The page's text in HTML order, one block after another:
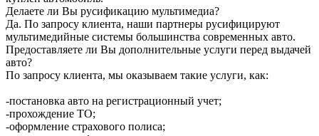
Делаете ли Вы русификацию мультимедиа?
Да. По запросу клиента, наши партнеры русифицируют
мультимедийные системы большинства современных авто.
Предоставляете ли Вы дополнительные услуги перед выдачей
авто?
По запросу клиента, мы оказываем такие услуги, как:
-постановка авто на регистрационный учет;
-прохождение ТО;
-оформление страхового полиса;